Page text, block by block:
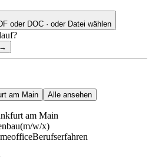
oder DOC · oder Datei wählen
→
am Main Alle ansehen
am Main
(m/w/x)
Berufserfahren